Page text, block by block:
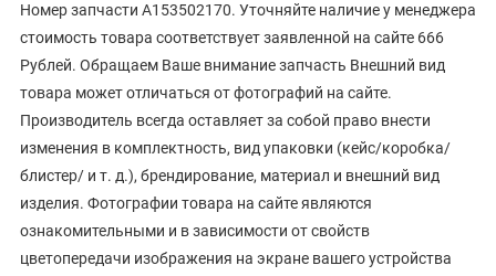
Номер запчасти A153502170. Уточняйте наличие у менеджера
стоимость товара соответствует заявленной на сайте 666
Рублей. Обращаем Ваше внимание запчасть Внешний вид
товара может отличаться от фотографий на сайте.
Производитель всегда оставляет за собой право внести
изменения в комплектность, вид упаковки (кейс/коробка/
блистер/ и т. д.), брендирование, материал и внешний вид
изделия. Фотографии товара на сайте являются
ознакомительными и в зависимости от свойств
цветопередачи изображения на экране вашего устройства